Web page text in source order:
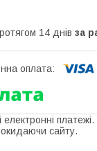
14 днів за
електронні
сайту.